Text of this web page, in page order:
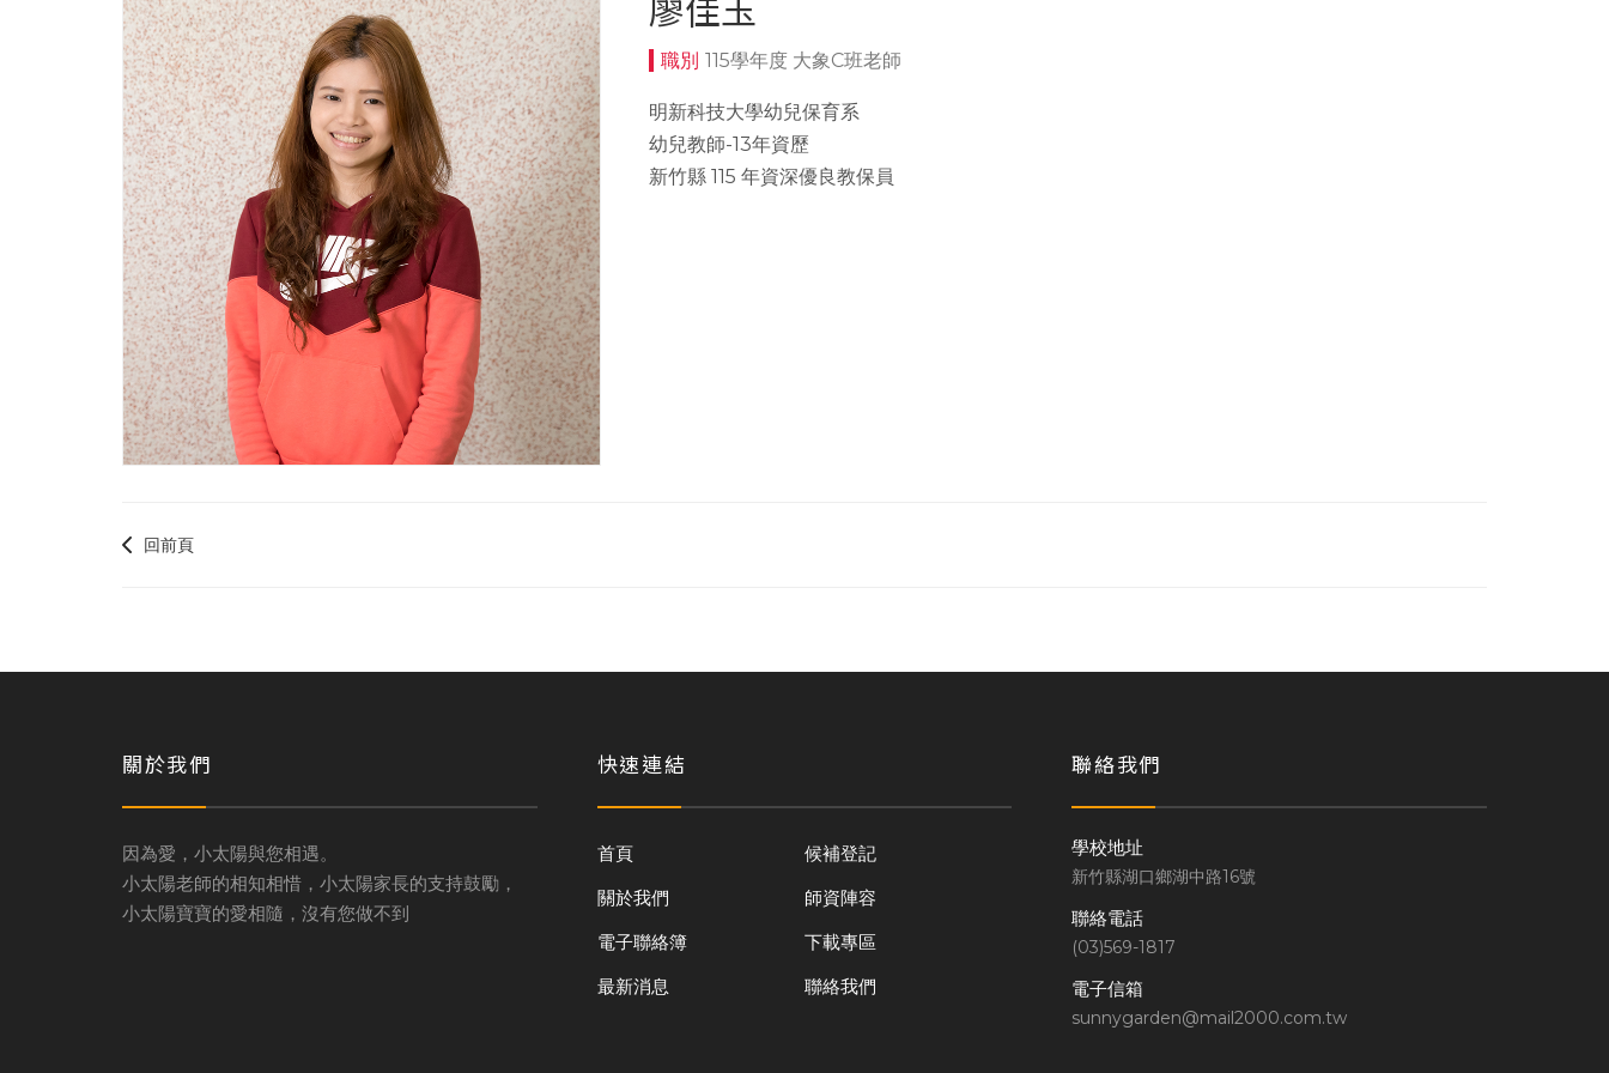
廖佳玉
115學年度 大象C班老師
明新科技大學幼兒保育系
幼兒教師-13年資歷
新竹縣 115 年資深優良教保員
回前頁
關於我們
因為愛，小太陽與您相遇。
小太陽老師的相知相惜，小太陽家長的支持鼓勵，
小太陽寶寶的愛相隨，沒有您做不到
快速連結
首頁
候補登記
關於我們
師資陣容
電子聯絡簿
下載專區
最新消息
聯絡我們
聯絡我們
學校地址
新竹縣湖口鄉湖中路16號
聯絡電話
(03)569-1817
電子信箱
sunnygarden@mail2000.com.tw